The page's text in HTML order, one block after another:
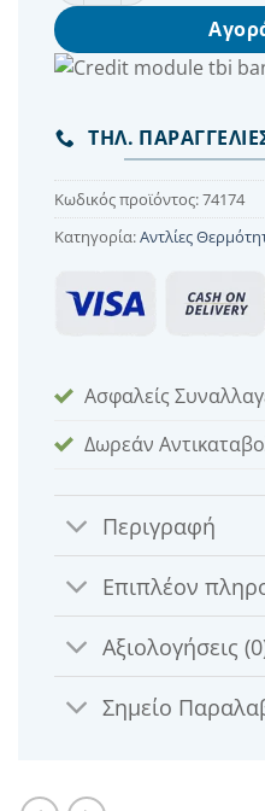
ΤΗΛ.
Κωδικός προϊόντος:74174
Κατηγορία:Αντλίες
Ασφαλείς
Δωρεάν
Περιγραφή
Επιπλέον
Αξιολογήσεις
Σημείο